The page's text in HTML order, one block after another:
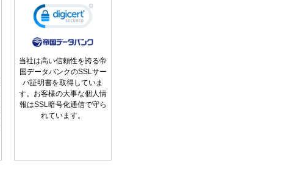
当社は高い信頼性を誇る帝
国データバンクのSSLサー
バ証明書を取得していま
す。お客様の大事な個人情
報はSSL暗号化通信で守ら
れています。